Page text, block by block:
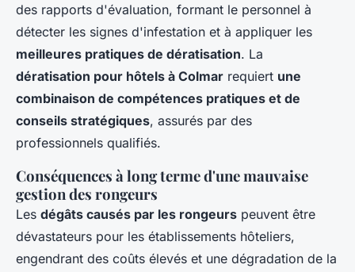
des rapports d'évaluation, formant le personnel à
détecter les signes d'infestation et à appliquer les
meilleures pratiques de dératisation. La
dératisation pour hôtels à Colmar requiert une
combinaison de compétences pratiques et de
conseils stratégiques, assurés par des
professionnels qualifiés.
Conséquences à long terme d'une mauvaise
gestion des rongeurs
Les dégâts causés par les rongeurs peuvent être
dévastateurs pour les établissements hôteliers,
engendrant des coûts élevés et une dégradation de la